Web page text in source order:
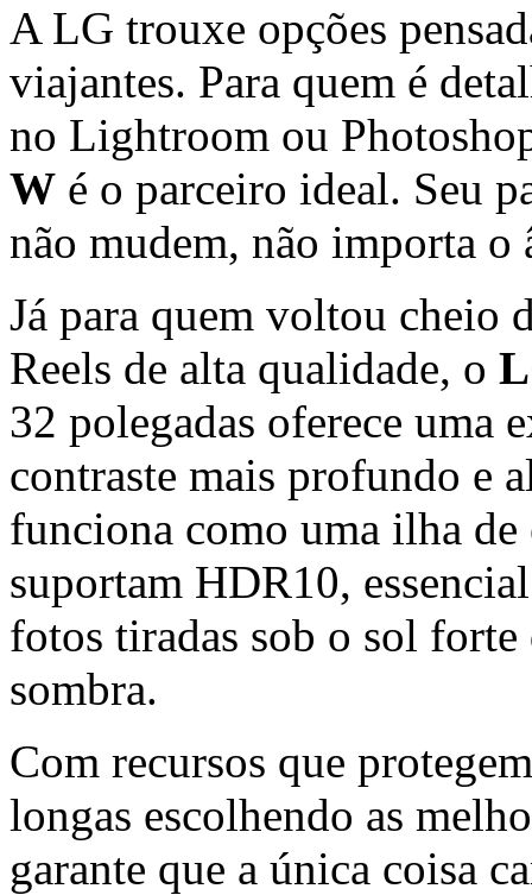
A LG trouxe opções
viajantes. Para quem é
no Lightroom ou
W é o parceiro ideal. Seu
não mudem, não importa o
Já para quem voltou cheio
Reels de alta qualidade, o
32 polegadas oferece uma
contraste mais profundo e
funciona como uma ilha
suportam HDR10,
fotos tiradas sob o sol
sombra.
Com recursos que
longas escolhendo as
garante que a única coisa